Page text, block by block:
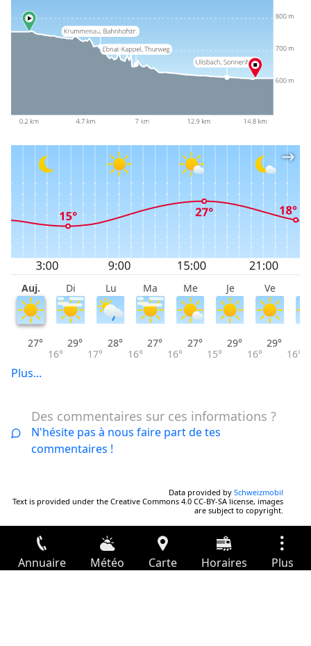
Auj. Di Lu Ma Me Je Ve
27°
16°
29°
17°
28°
16°
27°
16°
27°
15°
29°
16°
29°
16°
Plus...
Des commentaires sur ces informations ?
N'hésite pas à nous faire part de tes
commentaires !
Data provided by Schweizmobil
Text is provided under the Creative Commons 4.0 CC-BY-SA license, images
are subject to copyright.
Annuaire Météo Carte Horaires Plus